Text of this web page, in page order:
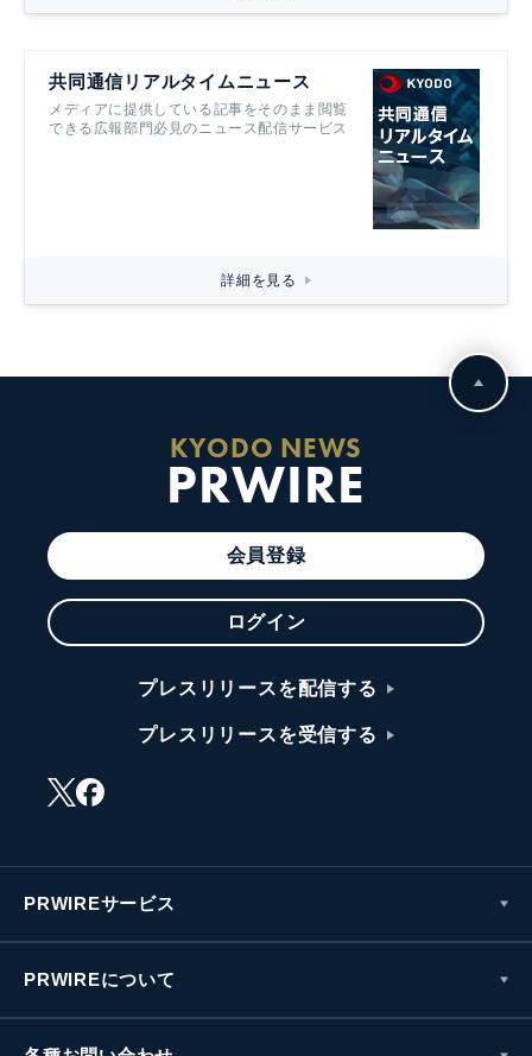
共同通信リアルタイムニュース
メディアに提供している記事をそのまま閲覧
できる広報部門必見のニュース配信サービス
詳細を見る
KYODO NEWS
PRWIRE
会員登録
ログイン
プレスリリースを配信する
プレスリリースを受信する
PRWIREサービス
PRWIREについて